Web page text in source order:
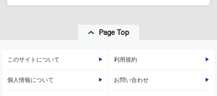
Page Top
このサイトについて 利用規約
個人情報について お問い合わせ